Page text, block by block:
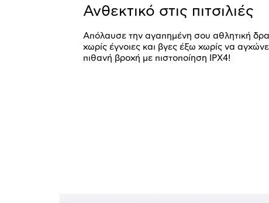
Ανθεκτικό στις πιτσιλιές
Απόλαυσε την αγαπημένη σου αθλητική
χωρίς έγνοιες και βγες έξω χωρίς να
πιθανή βροχή με πιστοποίηση IPX4!